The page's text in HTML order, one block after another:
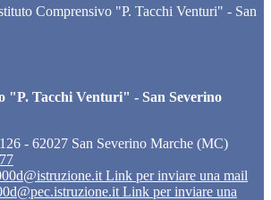
Comprensivo "P. Tacchi Venturi" - San
"P. Tacchi Venturi" - San Severino
- 62027 San Severino Marche (MC)
Link per inviare una mail
Link per inviare una